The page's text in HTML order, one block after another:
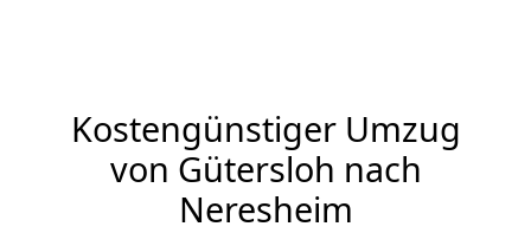
Kostengünstiger Umzug
von Gütersloh nach
Neresheim